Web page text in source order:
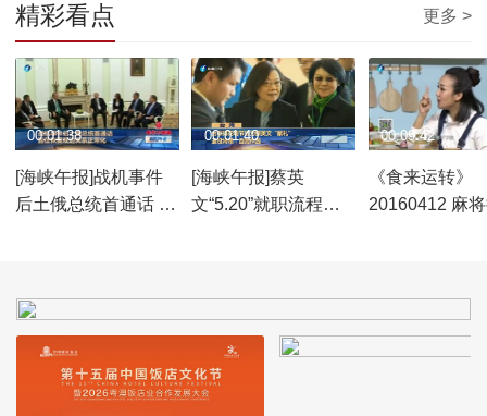
精彩看点 更多 >
[海峡午报]战机事件
后土俄总统首通话 旨
00:01:38
[海峡午报]蔡英
文“5.20”就职流程公
00:01:40
《食来运转》
20160412 麻
00:09:42